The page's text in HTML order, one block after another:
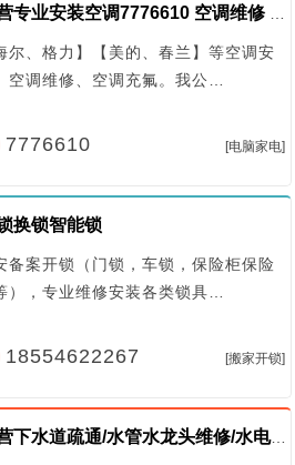
带个人专业证书+从
尔、格力】【美的、春兰】等空调安
空调维修、空调充氟。我公…
7776610 [电脑家电]
换锁智能锁
备案开锁（门锁，车锁，保险柜保险
），专业维修安装各类锁具…
18554622267 [搬家开锁]
东营下水道疏通/水管水龙头维修/水电暖改造